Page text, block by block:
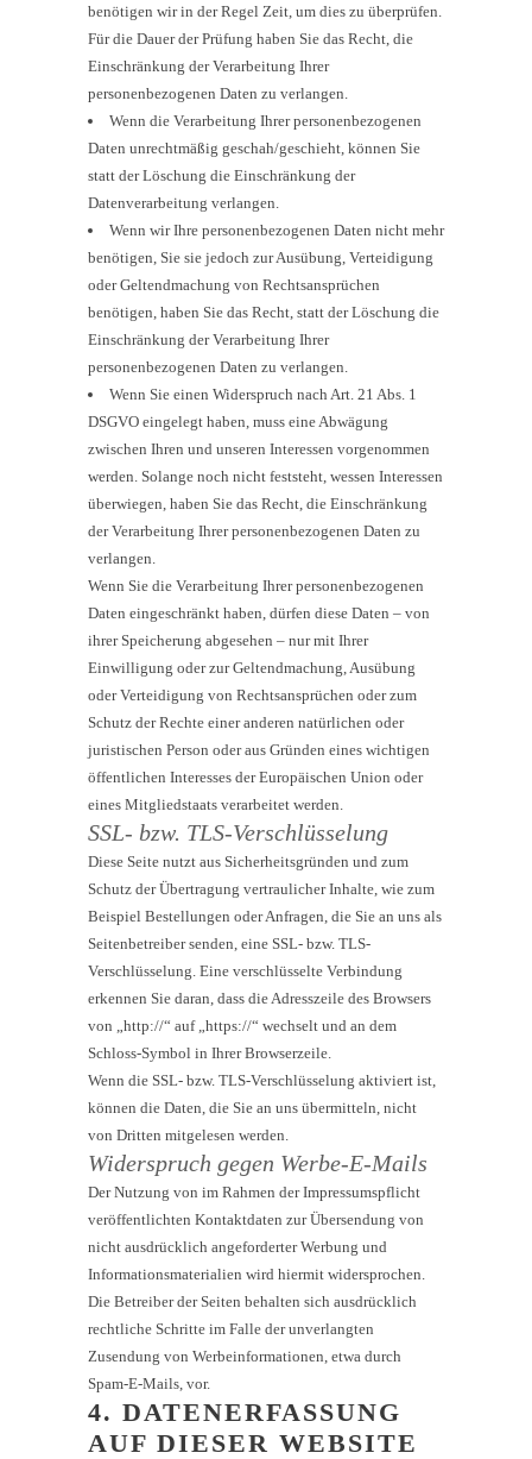
benötigen wir in der Regel Zeit, um dies zu überprüfen.
Für die Dauer der Prüfung haben Sie das Recht, die
Einschränkung der Verarbeitung Ihrer
personenbezogenen Daten zu verlangen.
Wenn die Verarbeitung Ihrer personenbezogenen
Daten unrechtmäßig geschah/geschieht, können Sie
statt der Löschung die Einschränkung der
Datenverarbeitung verlangen.
Wenn wir Ihre personenbezogenen Daten nicht mehr
benötigen, Sie sie jedoch zur Ausübung, Verteidigung
oder Geltendmachung von Rechtsansprüchen
benötigen, haben Sie das Recht, statt der Löschung die
Einschränkung der Verarbeitung Ihrer
personenbezogenen Daten zu verlangen.
Wenn Sie einen Widerspruch nach Art. 21 Abs. 1
DSGVO eingelegt haben, muss eine Abwägung
zwischen Ihren und unseren Interessen vorgenommen
werden. Solange noch nicht feststeht, wessen Interessen
überwiegen, haben Sie das Recht, die Einschränkung
der Verarbeitung Ihrer personenbezogenen Daten zu
verlangen.
Wenn Sie die Verarbeitung Ihrer personenbezogenen
Daten eingeschränkt haben, dürfen diese Daten – von
ihrer Speicherung abgesehen – nur mit Ihrer
Einwilligung oder zur Geltendmachung, Ausübung
oder Verteidigung von Rechtsansprüchen oder zum
Schutz der Rechte einer anderen natürlichen oder
juristischen Person oder aus Gründen eines wichtigen
öffentlichen Interesses der Europäischen Union oder
eines Mitgliedstaats verarbeitet werden.
SSL- bzw. TLS-Verschlüsselung
Diese Seite nutzt aus Sicherheitsgründen und zum
Schutz der Übertragung vertraulicher Inhalte, wie zum
Beispiel Bestellungen oder Anfragen, die Sie an uns als
Seitenbetreiber senden, eine SSL- bzw. TLS-
Verschlüsselung. Eine verschlüsselte Verbindung
erkennen Sie daran, dass die Adresszeile des Browsers
von „http://“ auf „https://“ wechselt und an dem
Schloss-Symbol in Ihrer Browserzeile.
Wenn die SSL- bzw. TLS-Verschlüsselung aktiviert ist,
können die Daten, die Sie an uns übermitteln, nicht
von Dritten mitgelesen werden.
Widerspruch gegen Werbe-E-Mails
Der Nutzung von im Rahmen der Impressumspflicht
veröffentlichten Kontaktdaten zur Übersendung von
nicht ausdrücklich angeforderter Werbung und
Informationsmaterialien wird hiermit widersprochen.
Die Betreiber der Seiten behalten sich ausdrücklich
rechtliche Schritte im Falle der unverlangten
Zusendung von Werbeinformationen, etwa durch
Spam-E-Mails, vor.
4. DATENERFASSUNG
AUF DIESER WEBSITE